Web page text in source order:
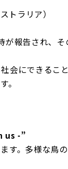
トラリア）
報告され、
会にできること
。
us -”
す。多様な鳥